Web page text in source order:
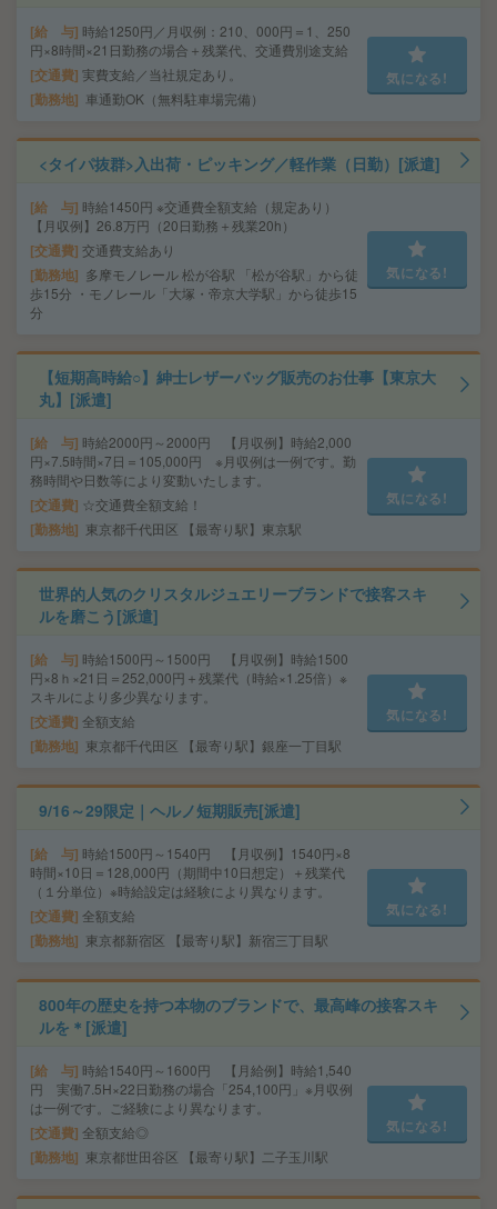
給 与 時給1250円／月収例：210、000円＝1、250
円×8時間×21日勤務の場合＋残業代、交通費別途支給
交通費 実費支給／当社規定あり。
勤務地 車通勤OK（無料駐車場完備）
気になる!
<タイパ抜群>入出荷・ピッキング／軽作業（日勤）[派遣]
給 与 時給1450円 ※交通費全額支給（規定あり）
【月収例】26.8万円（20日勤務＋残業20h）
交通費 交通費支給あり
勤務地
多摩モノレール 松が谷駅 「松が谷駅」から徒
歩15分 ・モノレール「大塚・帝京大学駅」から徒歩15
分
気になる!
【短期高時給○】紳士レザーバッグ販売のお仕事【東京大
丸】[派遣]
給 与 時給2000円～2000円 【月収例】時給2,000
円×7.5時間×7日＝105,000円 ※月収例は一例です。勤
務時間や日数等により変動いたします。
交通費 ☆交通費全額支給！
勤務地 東京都千代田区 【最寄り駅】東京駅
気になる!
世界的人気のクリスタルジュエリーブランドで接客スキ
ルを磨こう[派遣]
給 与 時給1500円～1500円 【月収例】時給1500
円×8ｈ×21日＝252,000円＋残業代（時給×1.25倍）※
スキルにより多少異なります。
交通費 全額支給
勤務地 東京都千代田区 【最寄り駅】銀座一丁目駅
気になる!
9/16～29限定｜ヘルノ短期販売[派遣]
給 与 時給1500円～1540円 【月収例】1540円×8
時間×10日＝128,000円（期間中10日想定）＋残業代
（１分単位）※時給設定は経験により異なります。
交通費 全額支給
勤務地 東京都新宿区 【最寄り駅】新宿三丁目駅
気になる!
800年の歴史を持つ本物のブランドで、最高峰の接客スキ
ルを＊[派遣]
給 与 時給1540円～1600円 【月給例】時給1,540
円 実働7.5H×22日勤務の場合「254,100円」※月収例
は一例です。ご経験により異なります。
交通費 全額支給◎
勤務地 東京都世田谷区 【最寄り駅】二子玉川駅
気になる!